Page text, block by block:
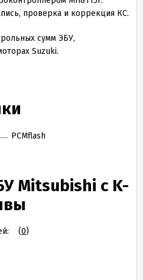
проверка и коррекция КС.
сумм ЭБУ,
Suzuki.
PCMflash
Mitsubishi с K-
(0)